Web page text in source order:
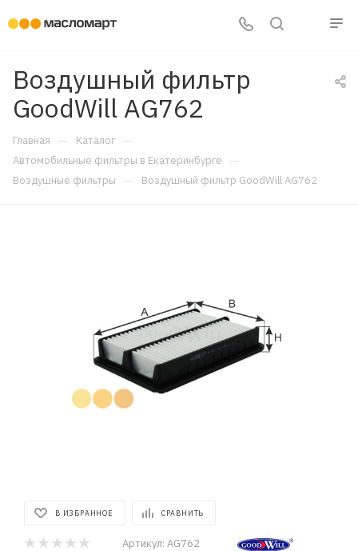
Воздушный фильтр
GoodWill AG762
Главная — Каталог —
Автомобильные фильтры в Екатеринбурге —
Воздушные фильтры — Воздушный фильтр GoodWill AG762
В ИЗБРАННОЕ СРАВНИТЬ
Артикул: AG762